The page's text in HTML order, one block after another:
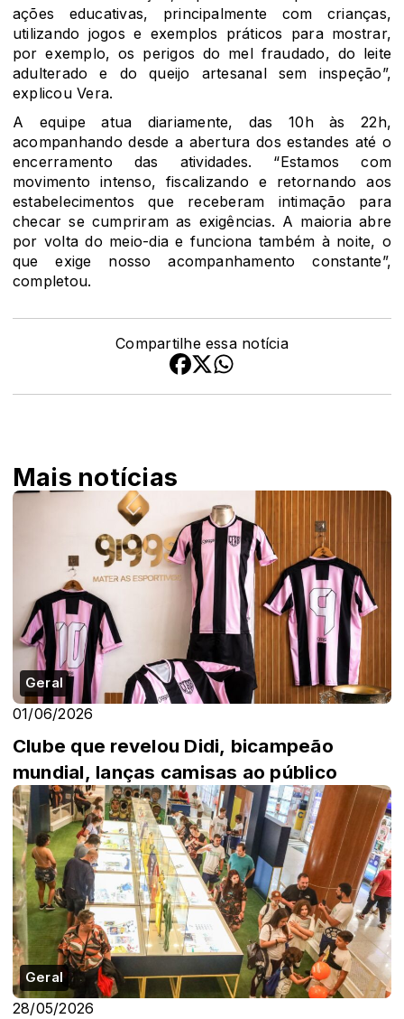
ações educativas, principalmente com crianças,
utilizando jogos e exemplos práticos para mostrar,
por exemplo, os perigos do mel fraudado, do leite
adulterado e do queijo artesanal sem inspeção”,
explicou Vera.
A equipe atua diariamente, das 10h às 22h,
acompanhando desde a abertura dos estandes até o
encerramento das atividades. “Estamos com
movimento intenso, fiscalizando e retornando aos
estabelecimentos que receberam intimação para
checar se cumpriram as exigências. A maioria abre
por volta do meio-dia e funciona também à noite, o
que exige nosso acompanhamento constante”,
completou.
Compartilhe essa notícia
Mais notícias
Geral
01/06/2026
Clube que revelou Didi, bicampeão
mundial, lanças camisas ao público
Geral
28/05/2026